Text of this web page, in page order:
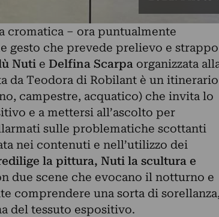
cromatica – ora puntualmente
gesto che prevede prelievo e strappo
Nutie Delfina Scarpaorganizzata
da Teodora di Robilant è un itinerario
campestre, acquatico) che invita lo
e a mettersi all’ascolto per
sulle problematiche scottanti
nei contenuti e nell’utilizzo dei
la pittura, Nuti la scultura e
due scene che evocano il notturno e
comprendere una sorta di
del tessuto espositivo.